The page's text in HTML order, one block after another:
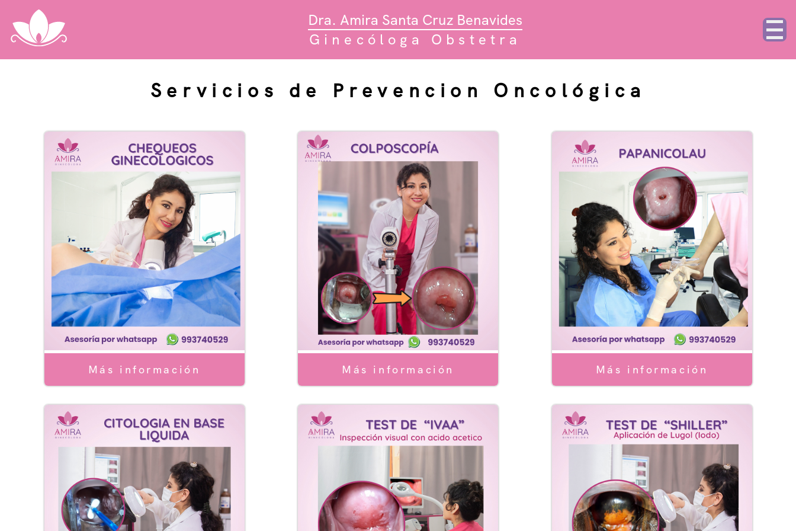
Dra. Amira Santa Cruz Benavides
Ginecóloga Obstetra
Servicios de Prevencion Oncológica
Más información Más información Más información